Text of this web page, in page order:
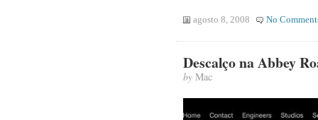
agosto 8, 2008 No
Descalço na Abbey
byMac